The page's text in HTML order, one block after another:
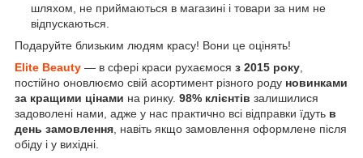
шляхом, не приймаються в магазині і товари за ним не
відпускаються.
Подаруйте близьким людям красу! Вони це оцінять!
Elite Beauty — в сфері краси рухаємося з 2015 року
постійно оновлюємо свій асортимент різного роду новинками
за кращими цінами на ринку. 98% клієнтів залишилися
задоволені нами, адже у нас практично всі відправки їдуть в
день замовлення , навіть якщо замовлення оформлене після
обіду і у вихідні.